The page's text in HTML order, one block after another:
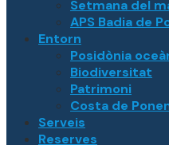
Setmana del
APS Badia de
Entorn
Posidònia
Biodiversitat
Patrimoni
Costa de
Serveis
Reserves